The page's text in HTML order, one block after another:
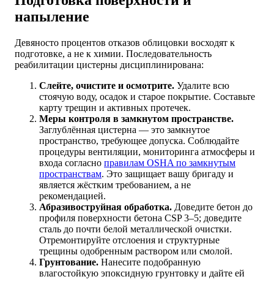
напыление
Девяносто процентов отказов облицовки восходят к
подготовке, а не к химии. Последовательность
реабилитации цистерны дисциплинирована:
Слейте, очистите и осмотрите. Удалите всю
стоячую воду, осадок и старое покрытие. Составьте
карту трещин и активных протечек.
Меры контроля в замкнутом пространстве.
Заглублённая цистерна — это замкнутое
пространство, требующее допуска. Соблюдайте
процедуры вентиляции, мониторинга атмосферы и
входа согласно правилам OSHA по замкнутым
пространствам. Это защищает вашу бригаду и
является жёстким требованием, а не
рекомендацией.
Абразивоструйная обработка. Доведите бетон до
профиля поверхности бетона CSP 3–5; доведите
сталь до почти белой металлической очистки.
Отремонтируйте отслоения и структурные
трещины одобренным раствором или смолой.
Грунтование. Нанесите подобранную
влагостойкую эпоксидную грунтовку и дайте ей